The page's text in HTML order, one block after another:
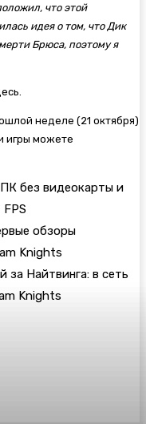
что этой
идея о том, что Дик
Брюса, поэтому я
неделе (21 октября)
игры можете
без видеокарты и
обзоры
Knights
Найтвинга: в сеть
Knights